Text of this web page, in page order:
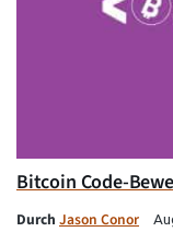
Bitcoin Code-
Durch Jason Conor